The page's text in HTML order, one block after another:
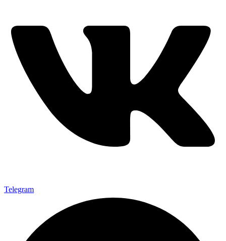
Telegram